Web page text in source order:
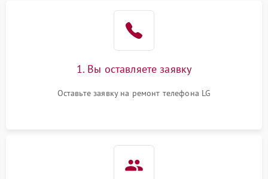
1. Вы оставляете заявку
Оставьте заявку на ремонт телефона LG